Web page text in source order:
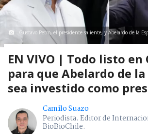
Gustavo Petro, el presidente saliente, y Abelardo de la
EN VIVO | Todo listo en
para que Abelardo de
sea investido como
Camilo Suazo
Periodista. Editor de
BioBioChile.